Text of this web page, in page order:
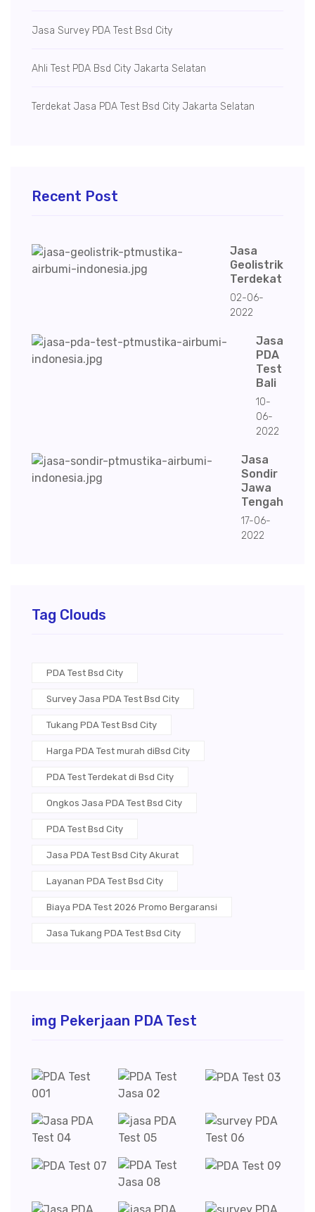
Jasa Survey PDA Test Bsd City
Ahli Test PDA Bsd City Jakarta Selatan
Terdekat Jasa PDA Test Bsd City Jakarta Selatan
Recent Post
Jasa
Geolistrik
Terdekat
02-06-
2022
Jasa
PDA
Test
Bali
10-
06-
2022
Jasa
Sondir
Jawa
Tengah
17-06-
2022
Tag Clouds
PDA Test Bsd City
Survey Jasa PDA Test Bsd City
Tukang PDA Test Bsd City
Harga PDA Test murah diBsd City
PDA Test Terdekat di Bsd City
Ongkos Jasa PDA Test Bsd City
PDA Test Bsd City
Jasa PDA Test Bsd City Akurat
Layanan PDA Test Bsd City
Biaya PDA Test 2026 Promo Bergaransi
Jasa Tukang PDA Test Bsd City
img Pekerjaan PDA Test